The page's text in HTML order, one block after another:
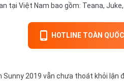
tại Việt Nam bao gồm: Teana, Juke,
HOTLINE TOÀN
2019 vẫn chưa thoát khỏi